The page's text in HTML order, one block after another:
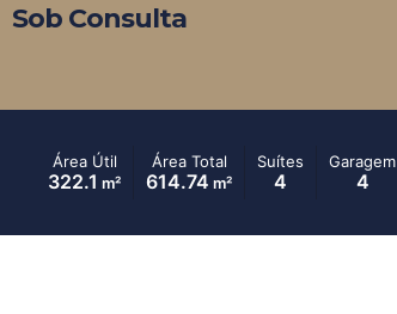
Sob Consulta
Área Útil
322.1 m²
Área Total
614.74 m²
Suítes
4
Garagem
4